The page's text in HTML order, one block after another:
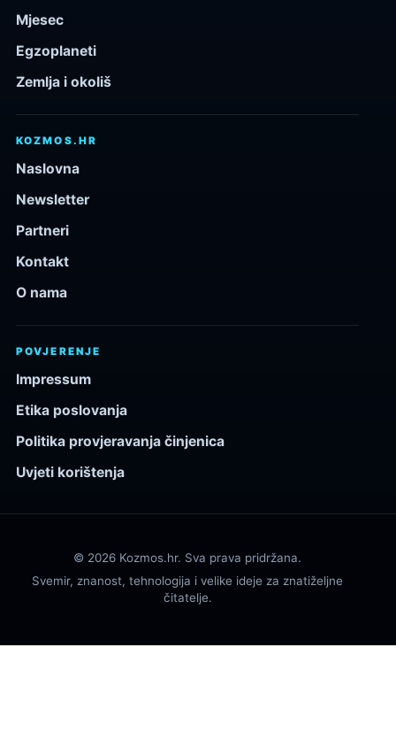
Mjesec
Egzoplaneti
Zemlja i okoliš
KOZMOS.HR
Naslovna
Newsletter
Partneri
Kontakt
O nama
POVJERENJE
Impressum
Etika poslovanja
Politika provjeravanja činjenica
Uvjeti korištenja
© 2026 Kozmos.hr. Sva prava pridržana.
Svemir, znanost, tehnologija i velike ideje za znatiželjne
čitatelje.